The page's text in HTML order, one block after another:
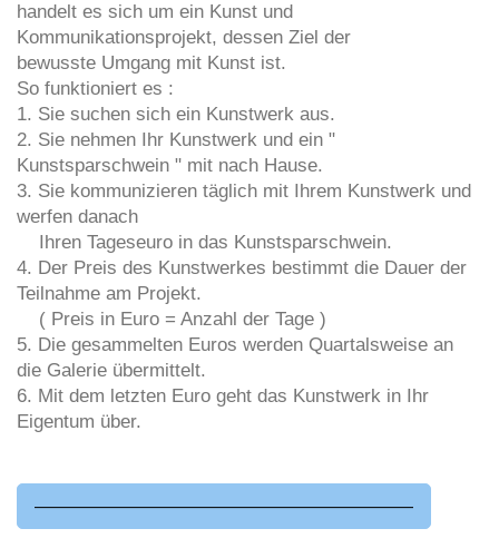
handelt es sich um ein Kunst und
Kommunikationsprojekt, dessen Ziel der
bewusste Umgang mit Kunst ist.
So funktioniert es :
1. Sie suchen sich ein Kunstwerk aus.
2. Sie nehmen Ihr Kunstwerk und ein "
Kunstsparschwein " mit nach Hause.
3. Sie kommunizieren täglich mit Ihrem Kunstwerk und
werfen danach
Ihren Tageseuro in das Kunstsparschwein.
4. Der Preis des Kunstwerkes bestimmt die Dauer der
Teilnahme am Projekt.
( Preis in Euro = Anzahl der Tage )
5. Die gesammelten Euros werden Quartalsweise an
die Galerie übermittelt.
6. Mit dem letzten Euro geht das Kunstwerk in Ihr
Eigentum über.
————————————————————